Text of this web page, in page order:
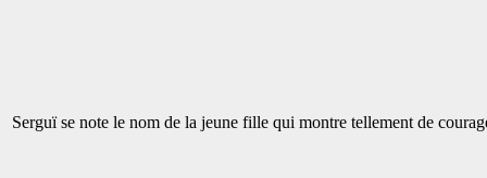
Serguï se note le nom de la jeune fille qui montre tellement de